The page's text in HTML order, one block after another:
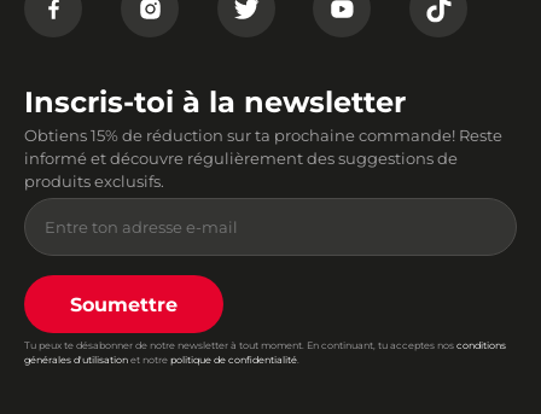
Inscris-toi à la newsletter
Obtiens 15% de réduction sur ta prochaine commande! Reste
informé et découvre régulièrement des suggestions de
produits exclusifs.
Soumettre
Tu peux te désabonner de notre newsletter à tout moment. En continuant, tu acceptes nos conditions
générales d'utilisation et notre politique de confidentialité.